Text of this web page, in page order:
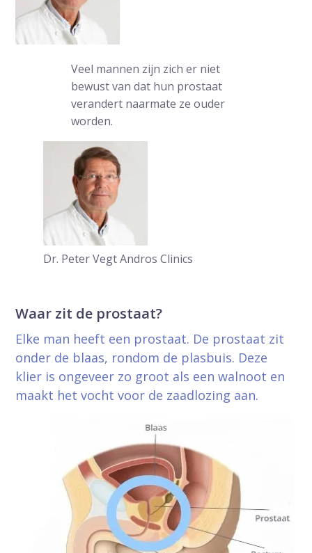
Veel mannen zijn zich er niet
bewust van dat hun prostaat
verandert naarmate ze ouder
worden.
Dr. Peter VegtAndros Clinics
Waar zit de prostaat?
Elke man heeft een prostaat. De prostaat zit
onder de blaas, rondom de plasbuis. Deze
klier is ongeveer zo groot als een walnoot en
maakt het vocht voor de zaadlozing aan.